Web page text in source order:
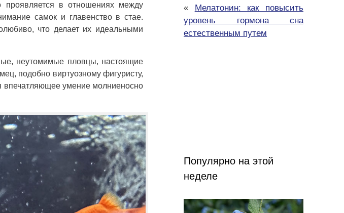
проявляется в отношениях между
самок и главенство в стае.
что делает их идеальными
неутомимые пловцы, настоящие
подобно виртуозному фигуристу,
впечатляющее умение молниеносно
«
Мелатонин: как повысить
уровень гормона сна
естественным путем
Популярно на этой
неделе